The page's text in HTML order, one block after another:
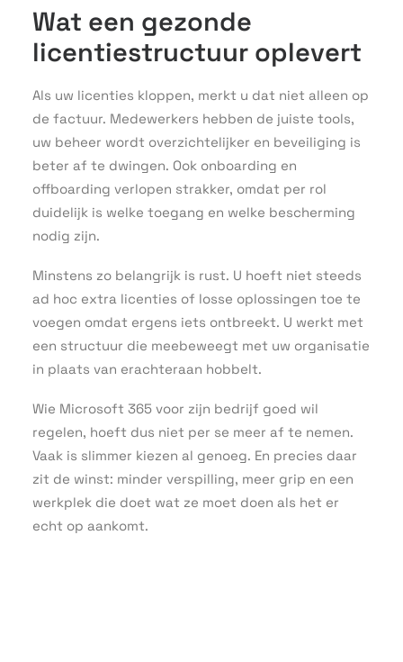
Wat een gezonde
licentiestructuur oplevert
Als uw licenties kloppen, merkt u dat niet alleen op
de factuur. Medewerkers hebben de juiste tools,
uw beheer wordt overzichtelijker en beveiliging is
beter af te dwingen. Ook onboarding en
offboarding verlopen strakker, omdat per rol
duidelijk is welke toegang en welke bescherming
nodig zijn.
Minstens zo belangrijk is rust. U hoeft niet steeds
ad hoc extra licenties of losse oplossingen toe te
voegen omdat ergens iets ontbreekt. U werkt met
een structuur die meebeweegt met uw organisatie
in plaats van erachteraan hobbelt.
Wie Microsoft 365 voor zijn bedrijf goed wil
regelen, hoeft dus niet per se meer af te nemen.
Vaak is slimmer kiezen al genoeg. En precies daar
zit de winst: minder verspilling, meer grip en een
werkplek die doet wat ze moet doen als het er
echt op aankomt.